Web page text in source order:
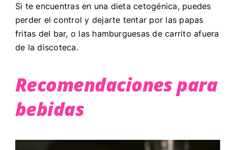
Si te encuentras en una dieta cetogénica, puedes
perder el control y dejarte tentar por las papas
fritas del bar, o las hamburguesas de carrito afuera
de la discoteca.
Recomendaciones para
bebidas